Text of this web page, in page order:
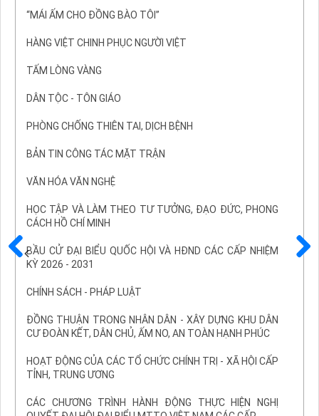
“MÁI ẤM CHO ĐỒNG BÀO TÔI”
HÀNG VIỆT CHINH PHỤC NGƯỜI VIỆT
TẤM LÒNG VÀNG
DÂN TỘC - TÔN GIÁO
PHÒNG CHỐNG THIÊN TAI, DỊCH BỆNH
BẢN TIN CÔNG TÁC MẶT TRẬN
VĂN HÓA VĂN NGHỆ
HỌC TẬP VÀ LÀM THEO TƯ TƯỞNG, ĐẠO ĐỨC, PHONG
CÁCH HỒ CHÍ MINH
BẦU CỬ ĐẠI BIỂU QUỐC HỘI VÀ HĐND CÁC CẤP NHIỆM
KỲ 2026 - 2031
CHÍNH SÁCH - PHÁP LUẬT
ĐỒNG THUẬN TRONG NHÂN DÂN - XÂY DỰNG KHU DÂN
CƯ ĐOÀN KẾT, DÂN CHỦ, ẤM NO, AN TOÀN HẠNH PHÚC
HOẠT ĐỘNG CỦA CÁC TỔ CHỨC CHÍNH TRỊ - XÃ HỘI CẤP
TỈNH, TRUNG ƯƠNG
CÁC CHƯƠNG TRÌNH HÀNH ĐỘNG THỰC HIỆN NGHỊ
Trước